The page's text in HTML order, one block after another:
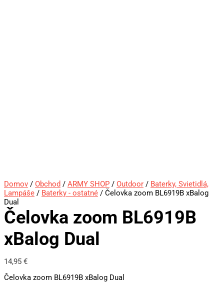
Domov / Obchod / ARMY SHOP / Outdoor / Baterky, Svietidlá,
Lampáše / Baterky - ostatné / Čelovka zoom BL6919B xBalog
Dual
Čelovka zoom BL6919B
xBalog Dual
14,95 €
Čelovka zoom BL6919B xBalog Dual